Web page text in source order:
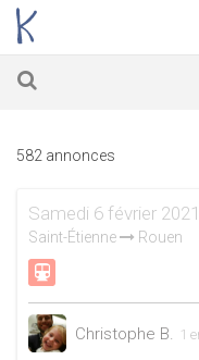
582 annonces
Samedi 6 février 2021
Saint-Étienne Rouen
Christophe B. 1